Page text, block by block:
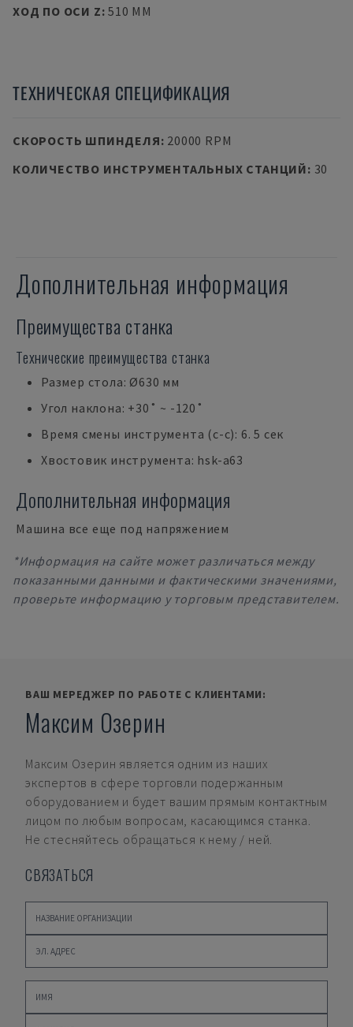
ХОД ПО ОСИ Z:510 MM
ТЕХНИЧЕСКАЯ СПЕЦИФИКАЦИЯ
СКОРОСТЬ ШПИНДЕЛЯ: 20000 RPM
КОЛИЧЕСТВО ИНСТРУМЕНТАЛЬНЫХ СТАНЦИЙ: 30
Дополнительная информация
Преимущества станка
Технические преимущества станка
Размер стола: Ø630 мм
Угол наклона: +30˚ ~ -120˚
Время смены инструмента (c-c): 6. 5 сек
Хвостовик инструмента: hsk-a63
Дополнительная информация
Машина все еще под напряжением
*Информация на сайте может различаться между
показанными данными и фактическими значениями,
проверьте информацию у торговым представителем.
ВАШ МЕРЕДЖЕР ПО РАБОТЕ С КЛИЕНТАМИ:
Максим Озерин
Максим Озерин является одним из наших
экспертов в сфере торговли подержанным
оборудованием и будет вашим прямым контактным
лицом по любым вопросам, касающимся станка.
Не стесняйтесь обращаться к нему / ней.
СВЯЗАТЬСЯ